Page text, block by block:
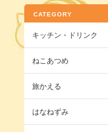
CATEGORY
キッチン・ドリンク
ねこあつめ
旅かえる
はなねずみ